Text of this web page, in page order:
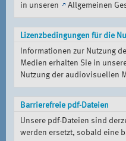
in unseren
Allgemeinen
Lizenzbedingungen für die
Informationen zur Nutzung
Medien erhalten Sie in
Nutzung der audiovisuellen
Barrierefreie pdf-Dateien
Unsere pdf-Dateien sind
werden ersetzt, sobald eine